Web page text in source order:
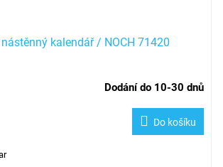
kalendář / NOCH 71420
Dodání do 10-30 dnů
Do košíku